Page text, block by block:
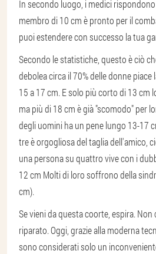
In secondo luogo, i medici
membro di 10 cm è pronto per il
puoi estendere con successo la tua
Secondo le statistiche, questo è ciò
debolea circa il 70% delle donne piace
15 a 17 cm. E solo più corto di 13 cm
ma più di 18 cm è già "scomodo" per
degli uomini ha un pene lungo 13-17
tre è orgogliosa del taglia dell'amico,
una persona su quattro vive con i
12 cm Molti di loro soffrono della
cm).
Se vieni da questa coorte, espira.
riparato. Oggi, grazie alla moderna
sono considerati solo un